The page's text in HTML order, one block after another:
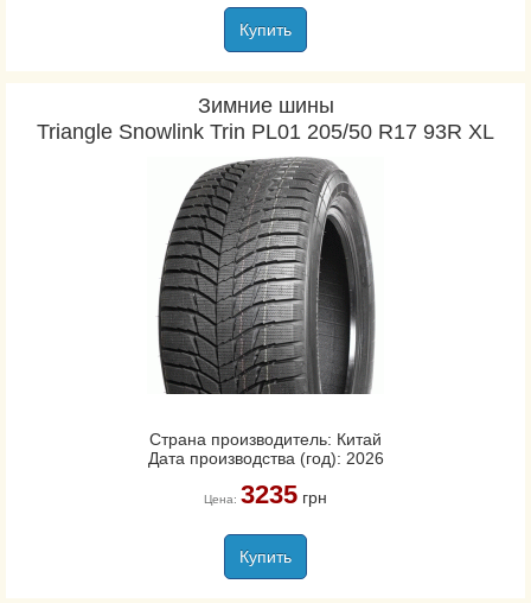
Купить
Зимние шины
Triangle Snowlink Trin PL01 205/50 R17 93R XL
Страна производитель: Китай
Дата производства (год): 2026
Цена: 3235грн
Купить